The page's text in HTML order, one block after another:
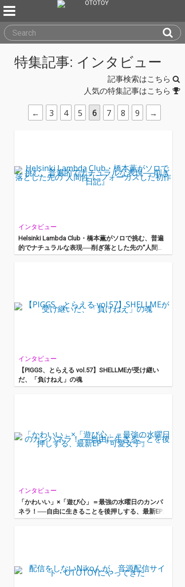
特集記事: インタビュー
記事検索はこちら
人気の特集記事はこちら
← 3 4 5 6 7 8 9 →
インタビュー
Helsinki Lambda Club・橋本薫がソロで挑む、普遍
的でナチュラルな表現──削ぎ落とした先の“人間
性”にフォーカスした初作『日記』
インタビュー
【PIGGS、とらえる vol.57】SHELLMEが受け継い
だ、「負けねえ」の魂
インタビュー
「かわいい」×「遊び心」＝最強の水曜日のカンパ
ネラ！──自由に生きることを後押しする、最新EP
『可愛女子』